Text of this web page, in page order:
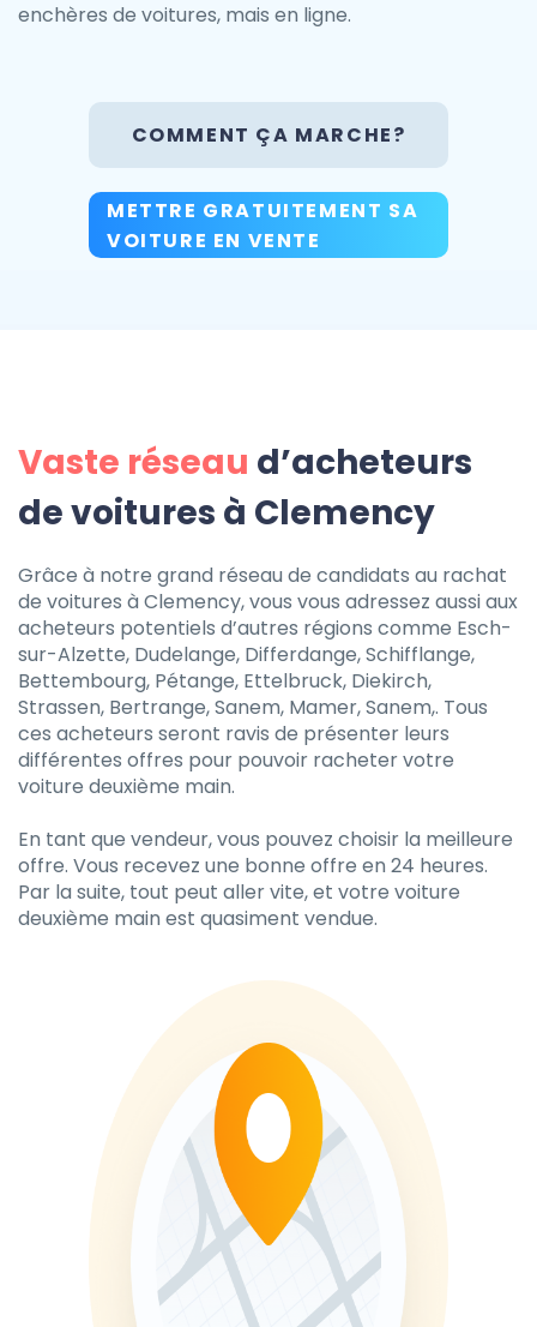
enchères de voitures, mais en ligne.
COMMENT ÇA MARCHE?
METTRE GRATUITEMENT SA
VOITURE EN VENTE
Vaste réseau d’acheteurs
de voitures à Clemency
Grâce à notre grand réseau de candidats au rachat
de voitures à Clemency, vous vous adressez aussi aux
acheteurs potentiels d’autres régions comme Esch-
sur-Alzette, Dudelange, Differdange, Schifflange,
Bettembourg, Pétange, Ettelbruck, Diekirch,
Strassen, Bertrange, Sanem, Mamer, Sanem,. Tous
ces acheteurs seront ravis de présenter leurs
différentes offres pour pouvoir racheter votre
voiture deuxième main.
En tant que vendeur, vous pouvez choisir la meilleure
offre. Vous recevez une bonne offre en 24 heures.
Par la suite, tout peut aller vite, et votre voiture
deuxième main est quasiment vendue.